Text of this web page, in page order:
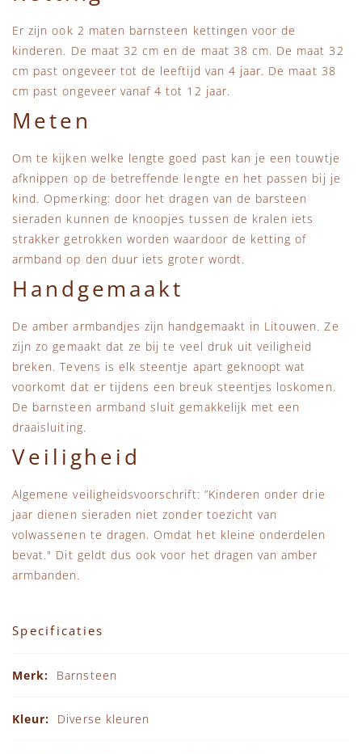
Er zijn ook 2 maten barnsteen kettingen voor de
kinderen. De maat 32 cm en de maat 38 cm. De maat 32
cm past ongeveer tot de leeftijd van 4 jaar. De maat 38
cm past ongeveer vanaf 4 tot 12 jaar.
Meten
Om te kijken welke lengte goed past kan je een touwtje
afknippen op de betreffende lengte en het passen bij je
kind. Opmerking: door het dragen van de barsteen
sieraden kunnen de knoopjes tussen de kralen iets
strakker getrokken worden waardoor de ketting of
armband op den duur iets groter wordt.
Handgemaakt
De amber armbandjes zijn handgemaakt in Litouwen. Ze
zijn zo gemaakt dat ze bij te veel druk uit veiligheid
breken. Tevens is elk steentje apart geknoopt wat
voorkomt dat er tijdens een breuk steentjes loskomen.
De barnsteen armband sluit gemakkelijk met een
draaisluiting.
Veiligheid
Algemene veiligheidsvoorschrift: ”Kinderen onder drie
jaar dienen sieraden niet zonder toezicht van
volwassenen te dragen. Omdat het kleine onderdelen
bevat." Dit geldt dus ook voor het dragen van amber
armbanden.
Specificaties
Barnsteen
Diverse kleuren